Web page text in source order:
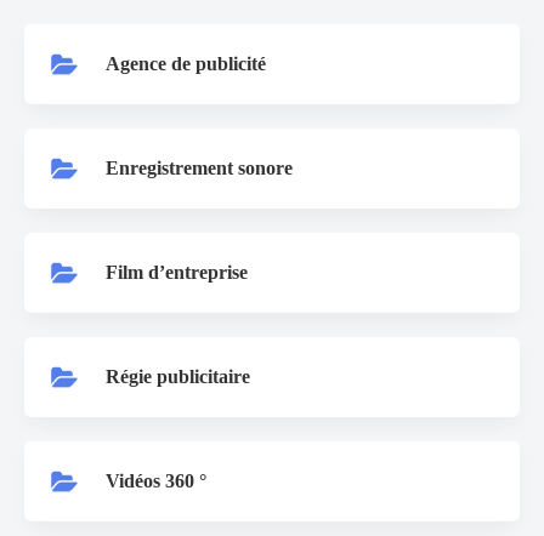
Agence de publicité
Enregistrement sonore
Film d’entreprise
Régie publicitaire
Vidéos 360 °